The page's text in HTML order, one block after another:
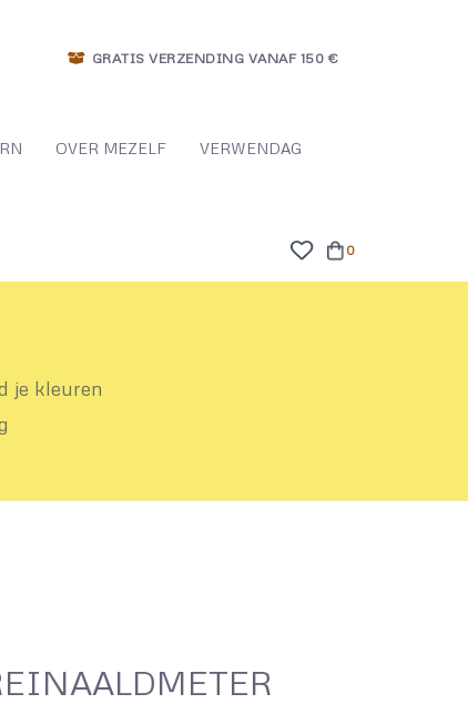
GRATIS VERZENDING VANAF 150 €
OVER MEZELF VERWENDAG
0
je kleuren